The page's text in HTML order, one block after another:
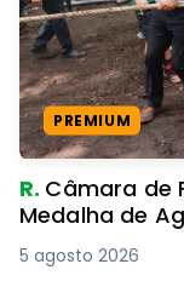
PREMIUM
R. Câmara de
Medalha de
5 agosto 2026